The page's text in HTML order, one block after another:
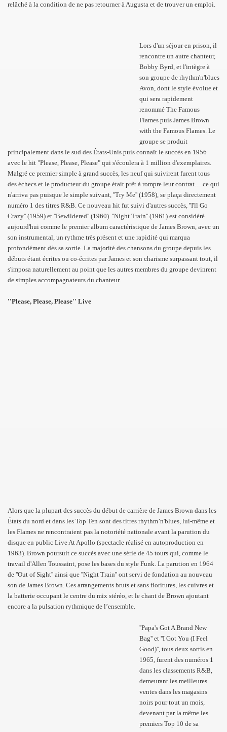
relâché à la condition de ne pas retourner à Augusta et de trouver un emploi.
Lors d'un séjour en prison, il
rencontre un autre chanteur,
Bobby Byrd, et l'intègre à
son groupe de rhythm'n'blues
Avon, dont le style évolue et
qui sera rapidement
renommé The Famous
Flames puis James Brown
with the Famous Flames. Le
groupe se produit
principalement dans le sud des États-Unis puis connaît le succès en 1956
avec le hit "Please, Please, Please" qui s'écoulera à 1 million d'exemplaires.
Malgré ce premier simple à grand succès, les neuf qui suivirent furent tous
des échecs et le producteur du groupe était prêt à rompre leur contrat… ce qui
n'arriva pas puisque le simple suivant, ''Try Me'' (1958), se plaça directement
numéro 1 des titres R&B. Ce nouveau hit fut suivi d'autres succès, ''I'll Go
Crazy'' (1959) et ''Bewildered'' (1960). ''Night Train'' (1961) est considéré
aujourd'hui comme le premier album caractéristique de James Brown, avec un
son instrumental, un rythme très présent et une rapidité qui marqua
profondément dès sa sortie. La majorité des chansons du groupe depuis les
débuts étant écrites ou co-écrites par James et son charisme surpassant tout, il
s'imposa naturellement au point que les autres membres du groupe devinrent
de simples accompagnateurs du chanteur.
''Please, Please, Please'' Live
Alors que la plupart des succès du début de carrière de James Brown dans les
États du nord et dans les Top Ten sont des titres rhythm’n'blues, lui-même et
les Flames ne rencontraient pas la notoriété nationale avant la parution du
disque en public Live At Apollo (spectacle réalisé en autoproduction en
1963). Brown poursuit ce succès avec une série de 45 tours qui, comme le
travail d'Allen Toussaint, pose les bases du style Funk. La parution en 1964
de ''Out of Sight'' ainsi que ''Night Train'' ont servi de fondation au nouveau
son de James Brown. Ces arrangements bruts et sans fioritures, les cuivres et
la batterie occupant le centre du mix stéréo, et le chant de Brown ajoutant
encore a la pulsation rythmique de l’ensemble.
''Papa's Got A Brand New
Bag'' et ''I Got You (I Feel
Good)'', tous deux sortis en
1965, furent des numéros 1
dans les classements R&B,
demeurant les meilleures
ventes dans les magasins
noirs pour tout un mois,
devenant par la même les
premiers Top 10 de sa